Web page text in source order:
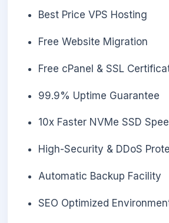
Best Price VPS Hosting
Free Website Migration
Free cPanel & SSL
99.9% Uptime Guarantee
10x Faster NVMe SSD
High-Security & DDoS
Automatic Backup Facility
SEO Optimized